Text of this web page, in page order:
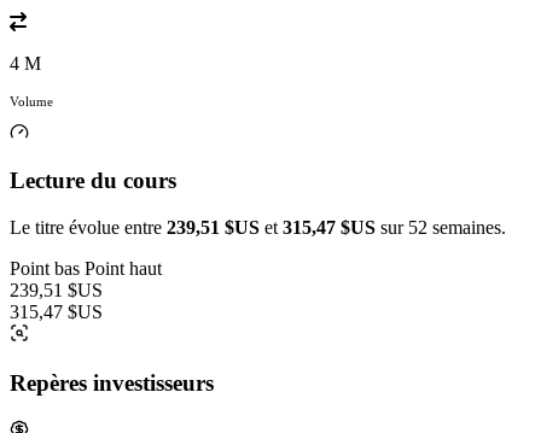
4 M
Volume
Lecture du cours
Le titre évolue entre 239,51 $US et 315,47 $US sur 52 semaines.
Point bas Point haut
239,51 $US
315,47 $US
Repères investisseurs